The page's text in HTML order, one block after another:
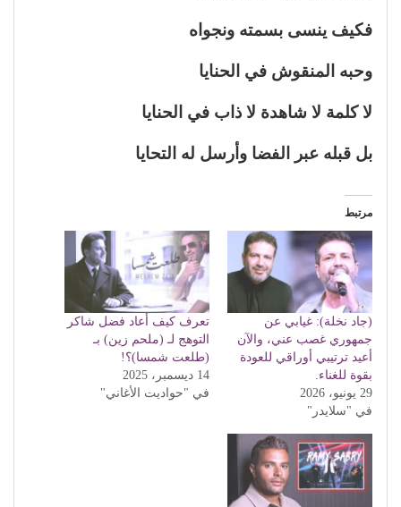
فكيف ينسى بسمته ونجواه
وحبه المنقوش في الحنايا
لا كلمة لا شاهدة لا ذاب في الحنايا
بل قبله عبر الفضا وأرسل له التحايا
مرتبط
(جاد نخلة): غيابي عن
جمهوري غصب عني، والآن
أعيد ترتيبي أوراقي للعودة
بقوة للغناء.
29 يونيو، 2026
في "سلايدر"
تعرف كيف أعاد فضل شاكر
التوهج لـ (ملحم زين) بـ
(طلعت شمسا)؟!
14 ديسمبر، 2025
في "حواديت الأغاني"